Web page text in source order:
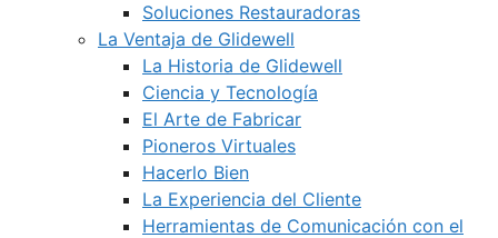
Soluciones Restauradoras
La Ventaja de Glidewell
La Historia de Glidewell
Ciencia y Tecnología
El Arte de Fabricar
Pioneros Virtuales
Hacerlo Bien
La Experiencia del Cliente
Herramientas de Comunicación con el